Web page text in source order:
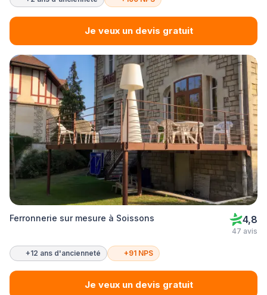
Je veux un devis gratuit
Ferronnerie sur mesure à Soissons 4,8
47 avis
+12 ans d'ancienneté +91 NPS
Je veux un devis gratuit